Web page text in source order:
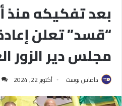
بعد تفكيكه منذ
“قسد” تعلن
مجلس دير الزور
داماس بوست أكتوبر 22, 2024